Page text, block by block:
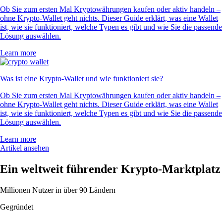
Ob Sie zum ersten Mal Kryptowährungen kaufen oder aktiv handeln –
ohne Krypto-Wallet geht nichts. Dieser Guide erklärt, was eine Wallet
ist, wie sie funktioniert, welche Typen es gibt und wie Sie die passende
Lösung auswählen.
Learn more
Was ist eine Krypto-Wallet und wie funktioniert sie?
Ob Sie zum ersten Mal Kryptowährungen kaufen oder aktiv handeln –
ohne Krypto-Wallet geht nichts. Dieser Guide erklärt, was eine Wallet
ist, wie sie funktioniert, welche Typen es gibt und wie Sie die passende
Lösung auswählen.
Learn more
Artikel ansehen
Ein weltweit führender Krypto-Marktplatz
Millionen Nutzer in über 90 Ländern
Gegründet